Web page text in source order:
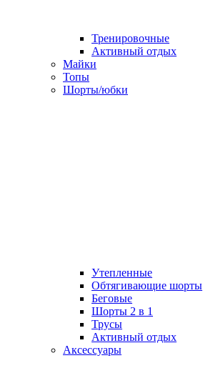
Тренировочные
Активный отдых
Майки
Топы
Шорты/юбки
Утепленные
Обтягивающие шорты
Беговые
Шорты 2 в 1
Трусы
Активный отдых
Аксессуары